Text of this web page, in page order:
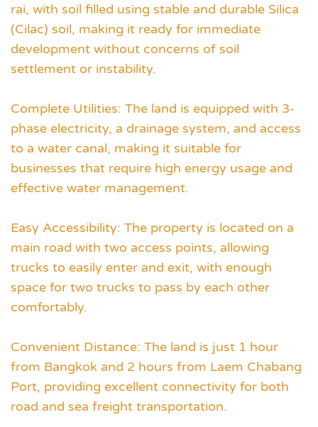
rai, with soil filled using stable and durable Silica
(Cilac) soil, making it ready for immediate
development without concerns of soil
settlement or instability.
Complete Utilities: The land is equipped with 3-
phase electricity, a drainage system, and access
to a water canal, making it suitable for
businesses that require high energy usage and
effective water management.
Easy Accessibility: The property is located on a
main road with two access points, allowing
trucks to easily enter and exit, with enough
space for two trucks to pass by each other
comfortably.
Convenient Distance: The land is just 1 hour
from Bangkok and 2 hours from Laem Chabang
Port, providing excellent connectivity for both
road and sea freight transportation.